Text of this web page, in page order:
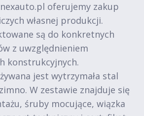
oferujemy zakup
własnej produkcji.
są do konkretnych
z uwzględnieniem
konstrukcyjnych.
jest wytrzymała stal
W zestawie znajduje się
śruby mocujące, wiązka